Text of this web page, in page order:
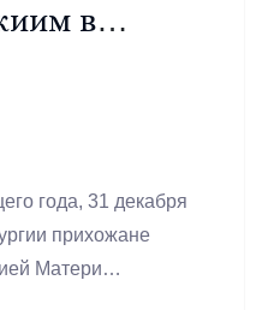
в
года, 31 декабря
прихожане
Матери